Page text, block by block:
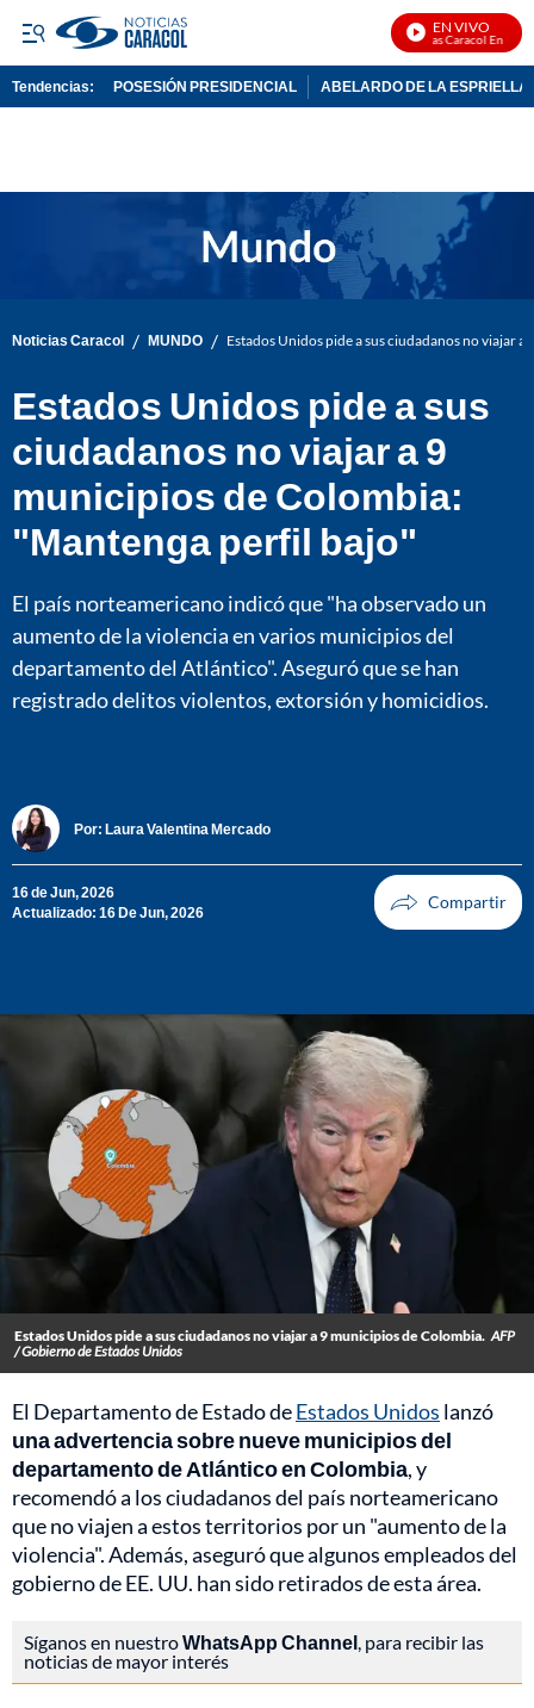
EN VIVO
Noticias Caracol En Vivo
Tendencias: POSESIÓN PRESIDENCIAL ABELARDO DE LA ESPRIELLA
Noticias Caracol / MUNDO / Estados Unidos pide a sus ciudadanos no viajar
Estados Unidos pide a sus
ciudadanos no viajar a 9
municipios de Colombia:
"Mantenga perfil bajo"
El país norteamericano indicó que "ha observado un
aumento de la violencia en varios municipios del
departamento del Atlántico". Aseguró que se han
registrado delitos violentos, extorsión y homicidios.
Por: Laura Valentina Mercado
16 de Jun, 2026
Actualizado: 16 De Jun, 2026
Estados Unidos pide a sus ciudadanos no viajar a 9 municipios de Colombia. AFP
/ Gobierno de Estados Unidos
El Departamento de Estado deEstados Unidos lanzó
una advertencia sobre nueve municipios del
departamento de Atlántico en Colombia, y
recomendó a los ciudadanos del país norteamericano
que no viajen a estos territorios por un "aumento de la
violencia". Además, aseguró que algunos empleados del
gobierno de EE. UU. han sido retirados de esta área.
Síganos en nuestroWhatsApp Channel, para recibir las
noticias de mayor interés